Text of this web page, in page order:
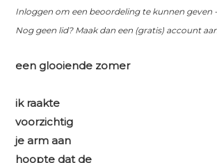
Inloggen om een beoordeling te kunnen geven -
Nog geen lid? Maak dan een (gratis) account
een glooiende zomer
ik raakte
voorzichtig
je arm aan
hoopte dat de